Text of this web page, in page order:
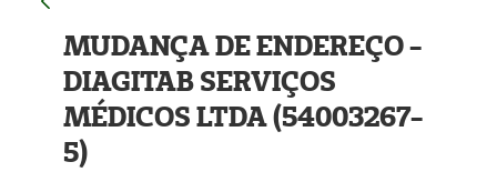
MUDANÇA DE ENDEREÇO -
DIAGITAB SERVIÇOS
MÉDICOS LTDA (54003267-
5)